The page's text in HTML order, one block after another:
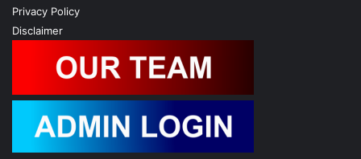
Privacy Policy
Disclaimer